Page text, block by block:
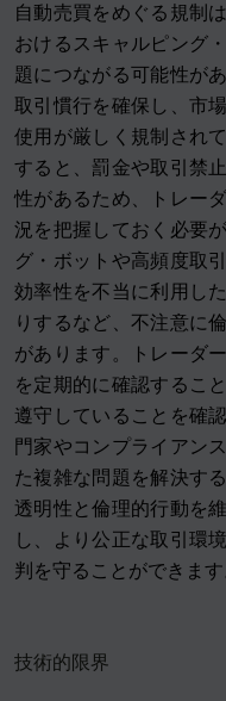
自動売買をめぐる規制
おけるスキャルピング
題につながる可能性が
取引慣行を確保し、市
使用が厳しく規制され
すると、罰金や取引禁
性があるため、トレー
況を把握しておく必要
グ・ボットや高頻度取
効率性を不当に利用し
りするなど、不注意に
があります。トレーダ
を定期的に確認するこ
遵守していることを確
門家やコンプライアン
た複雑な問題を解決す
透明性と倫理的行動を
し、より公正な取引環
判を守ることができます
技術的限界